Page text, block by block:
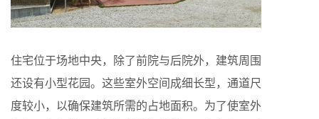
住宅位于场地中央，除了前院与后院外，建筑周围
还设有小型花园。这些室外空间成细长型，通道尺
度较小，以确保建筑所需的占地面积。为了使室外